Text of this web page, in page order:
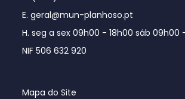
E. geral@mun-planhoso.pt
H. seg a sex 09h00 - 18h00 sáb 09h00
NIF 506 632 920
Mapa do Site